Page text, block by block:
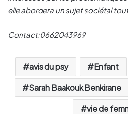
elle abordera un sujet sociétal
Contact:0662043969
avis du psy Enfant
Sarah Baakouk Benkirane
vie de